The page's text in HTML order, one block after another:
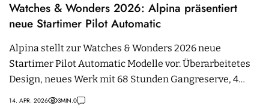
Watches & Wonders 2026: Alpina präsentiert
neue Startimer Pilot Automatic
Alpina stellt zur Watches & Wonders 2026 neue
Startimer Pilot Automatic Modelle vor. Überarbeitetes
Design, neues Werk mit 68 Stunden Gangreserve, 4
Varianten.
14. APR. 2026 3MIN.0